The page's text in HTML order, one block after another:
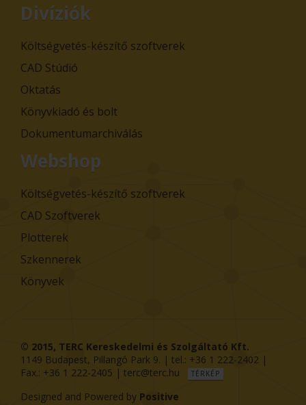
Divíziók
Költségvetés-készítő szoftverek
CAD Stúdió
Oktatás
Könyvkiadó és bolt
Dokumentumarchiválás
Webshop
Költségvetés-készítő szoftverek
CAD Szoftverek
Plotterek
Szkennerek
Könyvek
© 2015, TERC Kereskedelmi és Szolgáltató Kft.
1149 Budapest, Pillangó Park 9. | tel.: +36 1 222-2402 |
Fax.: +36 1 222-2405 | terc@terc.hu TÉRKÉP
Designed and Powered by Positive